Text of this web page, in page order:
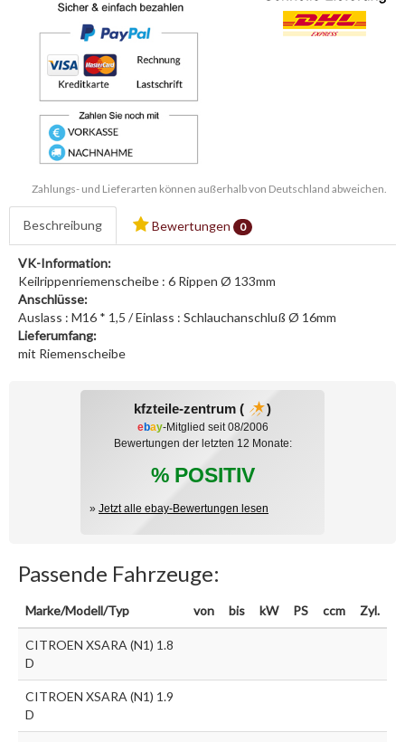
Zahlungs- und Lieferarten können außerhalb von Deutschland abweichen.
Beschreibung Bewertungen 0
VK-Information:
Keilrippenriemenscheibe : 6 Rippen Ø 133mm
Anschlüsse:
Auslass : M16 * 1,5 / Einlass : Schlauchanschluß Ø 16mm
Lieferumfang:
mit Riemenscheibe
kfzteile-zentrum ( )
ebay-Mitglied seit 08/2006
Bewertungen der letzten 12 Monate:
% POSITIV
» Jetzt alle ebay-Bewertungen lesen
Passende Fahrzeuge:
Marke/Modell/Typ von bis kW PS ccm Zyl.
CITROEN XSARA (N1) 1.8
D
CITROEN XSARA (N1) 1.9
D